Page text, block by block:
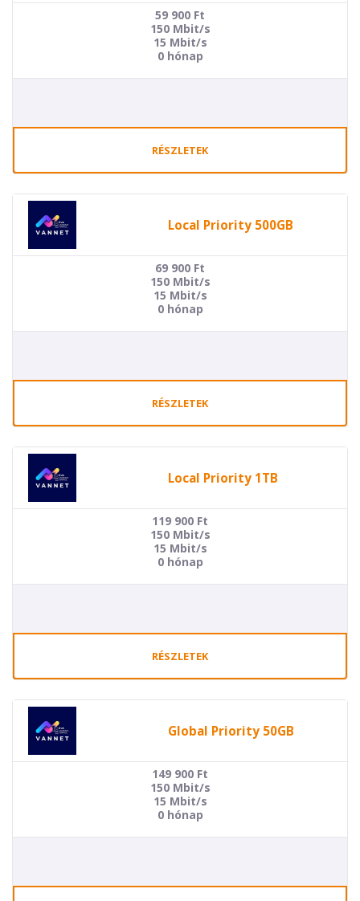
59 900 Ft
150 Mbit/s
15 Mbit/s
0 hónap
RÉSZLETEK
Local Priority 500GB
69 900 Ft
150 Mbit/s
15 Mbit/s
0 hónap
RÉSZLETEK
Local Priority 1TB
119 900 Ft
150 Mbit/s
15 Mbit/s
0 hónap
RÉSZLETEK
Global Priority 50GB
149 900 Ft
150 Mbit/s
15 Mbit/s
0 hónap